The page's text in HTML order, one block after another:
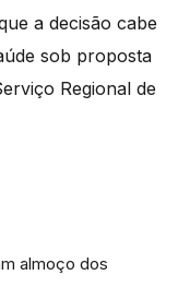
a decisão cabe
sob proposta
Regional de
almoço dos